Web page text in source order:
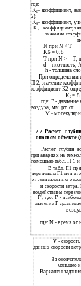
где:
K2- коэффициент,
2);
K4- коэффициент,
K6- коэффициент,
значение
N при N < T
K6 = 0,8
T при N > = T;
d – плотность,
h - толщина
При определении
П 2, значение
коэффициент K2
K2=
где: P -
воздуха, мм. рт. ст;
М -
2.2. Расчет
опасном объекте
Расчет глубин
при авариях на
помощью табл. П 1 и
В табл. П1
первичным Г1 или
от эквивалентного
и скорости
воздействием
Г", где: Г' -
значение Г
где:N- время от
V -
данных скорости
За
меньшее
Варианты